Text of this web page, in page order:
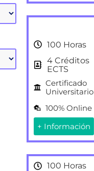
100 Horas
4 Créditos
ECTS
Certificado
Universitario
100% Online
+ Información
100 Horas